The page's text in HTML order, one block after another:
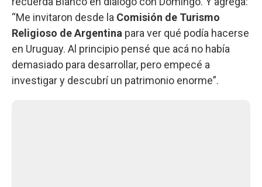
“Me invitaron desde la Comisión de Turismo
Religioso de Argentina para ver qué podía hacerse
en Uruguay. Al principio pensé que acá no había
demasiado para desarrollar, pero empecé a
investigar y descubrí un patrimonio enorme”.